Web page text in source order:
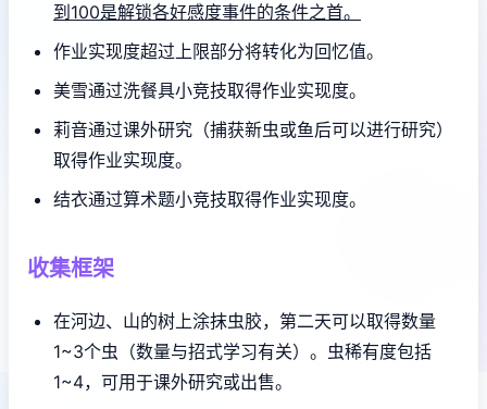
到100是解锁各好感度事件的条件之首。
作业实现度超过上限部分将转化为回忆值。
美雪通过洗餐具小竞技取得作业实现度。
莉音通过课外研究（捕获新虫或鱼后可以进行研究）
取得作业实现度。
结衣通过算术题小竞技取得作业实现度。
收集框架
在河边、山的树上涂抹虫胶，第二天可以取得数量
1~3个虫（数量与招式学习有关）。虫稀有度包括
1~4，可用于课外研究或出售。